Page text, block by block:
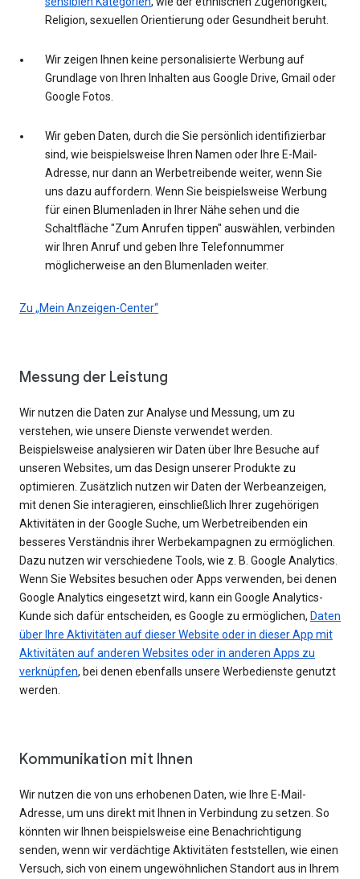
Religion, sexuellen Orientierung oder Gesundheit beruht.
Wir zeigen Ihnen keine personalisierte Werbung auf
Grundlage von Ihren Inhalten aus Google Drive, Gmail oder
Google Fotos.
Wir geben Daten, durch die Sie persönlich identifizierbar
sind, wie beispielsweise Ihren Namen oder Ihre E-Mail-
Adresse, nur dann an Werbetreibende weiter, wenn Sie
uns dazu auffordern. Wenn Sie beispielsweise Werbung
für einen Blumenladen in Ihrer Nähe sehen und die
Schaltfläche "Zum Anrufen tippen" auswählen, verbinden
wir Ihren Anruf und geben Ihre Telefonnummer
möglicherweise an den Blumenladen weiter.
Zu „Mein Anzeigen-Center“
Messung der Leistung
Wir nutzen die Daten zur Analyse und Messung, um zu
verstehen, wie unsere Dienste verwendet werden.
Beispielsweise analysieren wir Daten über Ihre Besuche auf
unseren Websites, um das Design unserer Produkte zu
optimieren. Zusätzlich nutzen wir Daten der Werbeanzeigen,
mit denen Sie interagieren, einschließlich Ihrer zugehörigen
Aktivitäten in der Google Suche, um Werbetreibenden ein
besseres Verständnis ihrer Werbekampagnen zu ermöglichen.
Dazu nutzen wir verschiedene Tools, wie z. B. Google Analytics.
Wenn Sie Websites besuchen oder Apps verwenden, bei denen
Google Analytics eingesetzt wird, kann ein Google Analytics-
Kunde sich dafür entscheiden, es Google zu ermöglichen, Daten
über Ihre Aktivitäten auf dieser Website oder in dieser App mit
Aktivitäten auf anderen Websites oder in anderen Apps zu
verknüpfen, bei denen ebenfalls unsere Werbedienste genutzt
werden.
Kommunikation mit Ihnen
Wir nutzen die von uns erhobenen Daten, wie Ihre E-Mail-
Adresse, um uns direkt mit Ihnen in Verbindung zu setzen. So
könnten wir Ihnen beispielsweise eine Benachrichtigung
senden, wenn wir verdächtige Aktivitäten feststellen, wie einen
Versuch, sich von einem ungewöhnlichen Standort aus in Ihrem